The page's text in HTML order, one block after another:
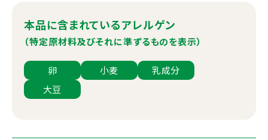
本品に含まれているアレルゲン
（特定原材料及びそれに準ずるものを表示）
卵 小麦
乳成分
大豆